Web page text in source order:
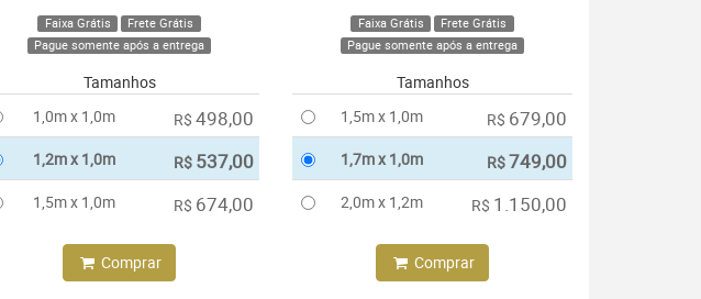
Faixa Grátis
Frete Grátis
Pague somente após a entrega
Tamanhos
1,0m x 1,0m
R$ 498,00
1,2m x 1,0m R$ 537,00
1,5m x 1,0m R$ 674,00
Comprar
Faixa Grátis
Frete Grátis
Pague somente após a entrega
Tamanhos
1,5m x 1,0m
R$ 679,00
1,7m x 1,0m R$749,00
2,0m x 1,2m R$ 1.150,00
Comprar